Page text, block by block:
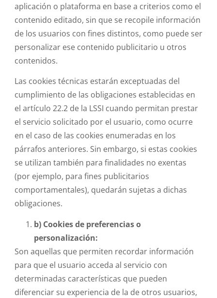
aplicación o plataforma en base a criterios como el
contenido editado, sin que se recopile información
de los usuarios con fines distintos, como puede ser
personalizar ese contenido publicitario u otros
contenidos.
Las cookies técnicas estarán exceptuadas del
cumplimiento de las obligaciones establecidas en
el artículo 22.2 de la LSSI cuando permitan prestar
el servicio solicitado por el usuario, como ocurre
en el caso de las cookies enumeradas en los
párrafos anteriores. Sin embargo, si estas cookies
se utilizan también para finalidades no exentas
(por ejemplo, para fines publicitarios
comportamentales), quedarán sujetas a dichas
obligaciones.
b) Cookies de preferencias o
personalización:
Son aquellas que permiten recordar información
para que el usuario acceda al servicio con
determinadas características que pueden
diferenciar su experiencia de la de otros usuarios,